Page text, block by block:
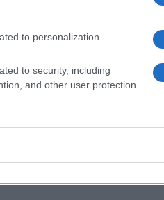
to personalization.
to security, including
and other user protection.
evidentes. Según
de datos en
con
que el análisis de
journeyy